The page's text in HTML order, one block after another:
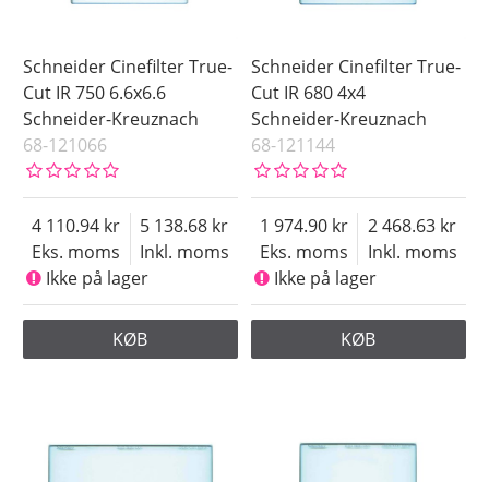
Schneider Cinefilter True-
Cut IR 750 6.6x6.6
Schneider-Kreuznach
68-121066
Eks. moms
4 110.94
Inkl. moms
5 138.68
Ikke på lager
KØB
Schneider Cinefilter True-
Cut IR 680 4x4
Schneider-Kreuznach
68-121144
Eks. moms
1 974.90
Inkl. moms
2 468.63
Ikke på lager
KØB